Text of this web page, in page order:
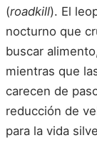
(roadkill). El
nocturno que
buscar
mientras que
carecen de
reducción de
para la vida